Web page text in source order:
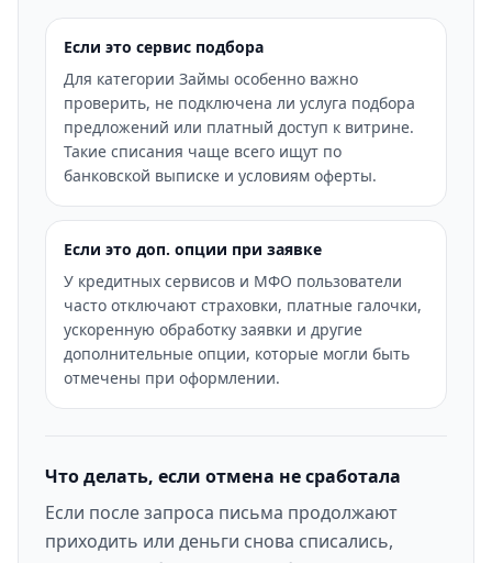
Если это сервис подбора
Для категории Займы особенно важно
проверить, не подключена ли услуга подбора
предложений или платный доступ к витрине.
Такие списания чаще всего ищут по
банковской выписке и условиям оферты.
Если это доп. опции при заявке
У кредитных сервисов и МФО пользователи
часто отключают страховки, платные галочки,
ускоренную обработку заявки и другие
дополнительные опции, которые могли быть
отмечены при оформлении.
Что делать, если отмена не сработала
Если после запроса письма продолжают
приходить или деньги снова списались,